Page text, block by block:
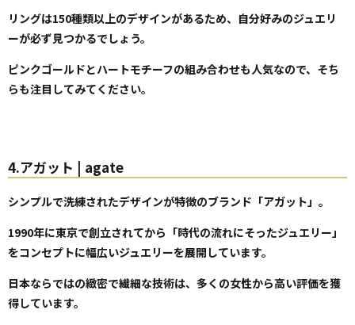
リングは150種類以上のデザインがあるため、自分好みのジュエリ
ーが必ず見つかるでしょう。
ピンクゴールドとハートモチーフの組み合わせも人気なので、そち
らも注目してみてください。
4.アガット | agate
シンプルで洗練されたデザインが特徴のブランド「アガット」。
1990年に東京で創立されてから「時代の流れにそったジュエリー」
をコンセプトに幅広いジュエリーを展開しています。
日本ならではの緻密で繊細な技術は、多くの女性から高い評価を獲
得しています。